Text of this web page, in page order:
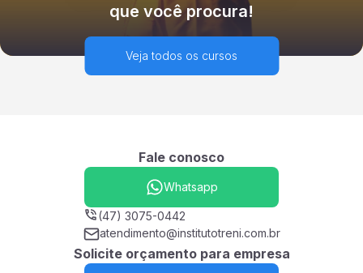
que você procura!
Veja todos os cursos
Fale conosco
Whatsapp
(47) 3075-0442
atendimento@institutotreni.com.br
Solicite orçamento para empresa